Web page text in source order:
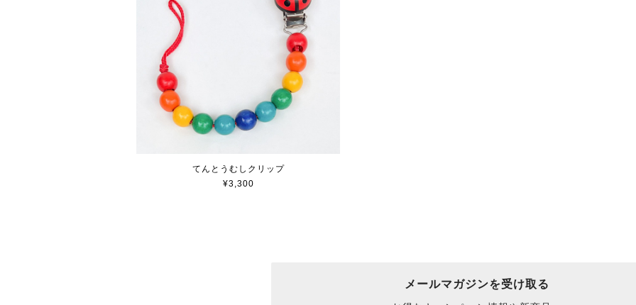
てんとうむしクリップ
¥3,300
メールマガジンを受け取る